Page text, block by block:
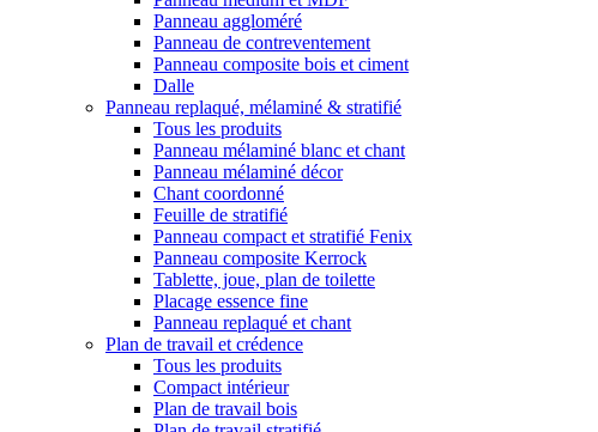
Panneau aggloméré
Panneau de contreventement
Panneau composite bois et ciment
Dalle
Panneau replaqué, mélaminé & stratifié
Tous les produits
Panneau mélaminé blanc et chant
Panneau mélaminé décor
Chant coordonné
Feuille de stratifié
Panneau compact et stratifié Fenix
Panneau composite Kerrock
Tablette, joue, plan de toilette
Placage essence fine
Panneau replaqué et chant
Plan de travail et crédence
Tous les produits
Compact intérieur
Plan de travail bois